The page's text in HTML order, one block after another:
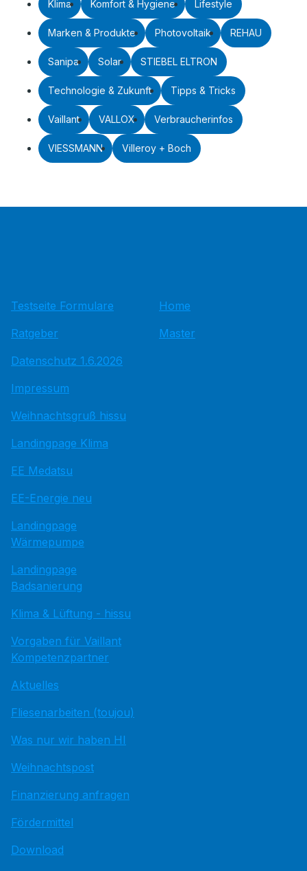
Klima Komfort & Hygiene Lifestyle
Marken & Produkte Photovoltaik REHAU
Sanipa Solar STIEBEL ELTRON
Technologie & Zukunft Tipps & Tricks
Vaillant VALLOX Verbraucherinfos
VIESSMANN Villeroy + Boch
Testseite Formulare
Ratgeber
Datenschutz 1.6.2026
Impressum
Weihnachtsgruß hissu
Landingpage Klima
EE Medatsu
EE-Energie neu
Landingpage
Wärmepumpe
Landingpage
Badsanierung
Klima & Lüftung - hissu
Vorgaben für Vaillant
Kompetenzpartner
Aktuelles
Fliesenarbeiten (toujou)
Was nur wir haben HI
Weihnachtspost
Finanzierung anfragen
Fördermittel
Download
Home
Master